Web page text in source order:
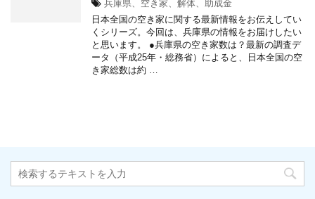
兵庫県、空き家、解体、助成金
日本全国の空き家に関する最新情報をお伝えしてい
くシリーズ。今回は、兵庫県の情報をお届けしたい
と思います。 ●兵庫県の空き家数は？最新の調査デ
ータ（平成25年・総務省）によると、日本全国の空
き家総数は約 …